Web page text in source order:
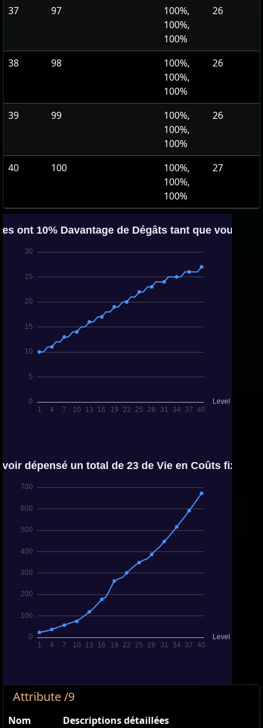
37 97
100%,
100%,
100%
26
38 98
100%,
100%,
100%
26
39 99
100%,
100%,
100%
26
40 100
100%,
100%,
100%
27
Attribute /9
Nom
Descriptions détaillées